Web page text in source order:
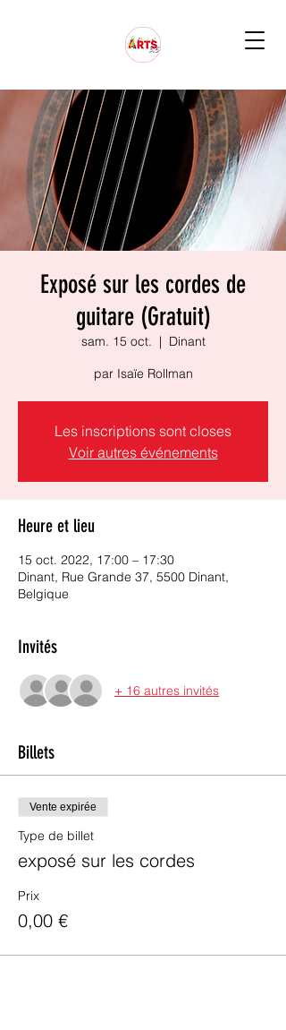
Exposé sur les cordes de
guitare (Gratuit)
sam. 15 oct.
  |
Dinant
par Isaïe Rollman
Les inscriptions sont closes
Voir autres événements
Heure et lieu
15 oct. 2022, 17:00 – 17:30
Dinant, Rue Grande 37, 5500 Dinant,
Belgique
Invités
+ 16 autres invités
Billets
Vente expirée
Type de billet
exposé sur les cordes
Prix
0,00 €